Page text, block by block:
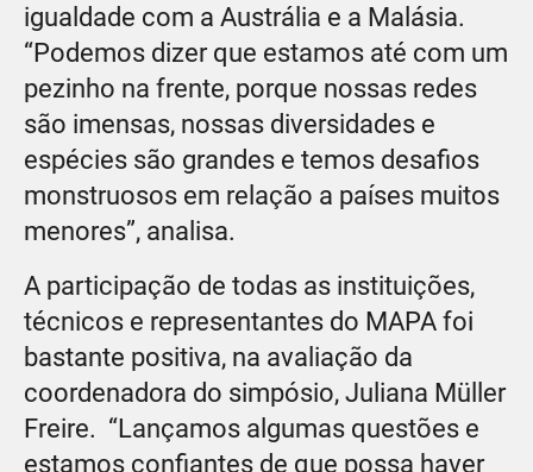
igualdade com a Austrália e a Malásia.
“Podemos dizer que estamos até com um
pezinho na frente, porque nossas redes
são imensas, nossas diversidades e
espécies são grandes e temos desafios
monstruosos em relação a países muitos
menores”, analisa.
A participação de todas as instituições,
técnicos e representantes do MAPA foi
bastante positiva, na avaliação da
coordenadora do simpósio, Juliana Müller
Freire. “Lançamos algumas questões e
estamos confiantes de que possa haver